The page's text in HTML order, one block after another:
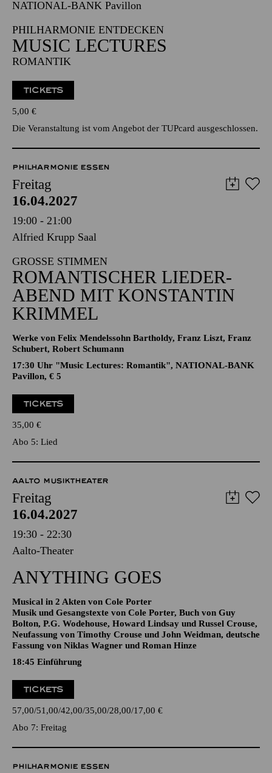
16.04.2027
17:30 - 18:30
NATIONAL-BANK Pavillon
PHILHARMONIE ENTDECKEN
MUSIC LECTURES
ROMANTIK
TICKETS
5,00€
Die Veranstaltung ist vom Angebot der TUPcard ausgeschlossen.
PHILHARMONIE ESSEN
Freitag
16.04.2027
19:00 - 21:00
Alfried Krupp Saal
GROSSE STIMMEN
ROMANTISCHER LIEDER­
ABEND MIT KONSTANTIN
KRIMMEL
Werke von Felix Mendelssohn Bartholdy, Franz Liszt, Franz
17:30 Uhr "Music Lectures: Romantik", NATIONAL-BANK
Pavillon, € 5
TICKETS
35,00€
Abo 5: Lied
AALTO MUSIKTHEATER
Freitag
16.04.2027
19:30 - 22:30
ANYTHING GOES
Musical in 2 Akten von Cole Porter
Musik und Gesangstexte von Cole Porter, Buch von Guy
Bolton, P.G. Wodehouse, Howard Lindsay und Russel Crouse,
Fassung von Niklas Wagner und Roman Hinze
18:45 Einführung
TICKETS
57,00 51,00 42,00 35,00 28,00 17,00€
Abo 7: Freitag